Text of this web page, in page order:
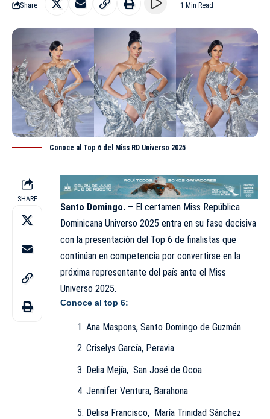
Share 1 Min Read
Conoce al Top 6 del Miss RD Universo 2025
SHARE
Santo Domingo. – El certamen Miss República
Dominicana Universo 2025 entra en su fase decisiva
con la presentación del Top 6 de finalistas que
continúan en competencia por convertirse en la
próxima representante del país ante el Miss
Universo 2025.
Conoce al top 6:
Ana Maspons, Santo Domingo de Guzmán
Criselys García, Peravia
Delia Mejía, San José de Ocoa
Jennifer Ventura, Barahona
Delisa Francisco, María Trinidad Sánchez